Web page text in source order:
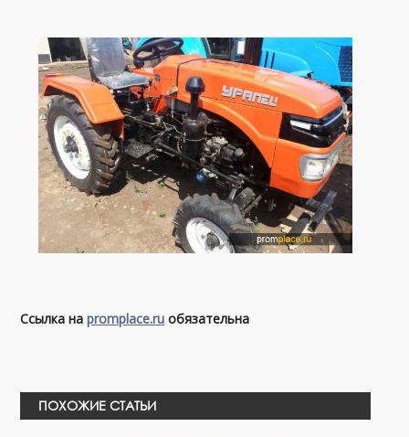
Ссылка наpromplace.ru обязательна
ПОХОЖИЕ СТАТЬИ